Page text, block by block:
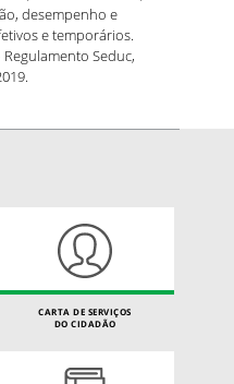
desempenho e
e temporários.
Seduc,
CARTA DE SERVIÇOS
DO CIDADÃO